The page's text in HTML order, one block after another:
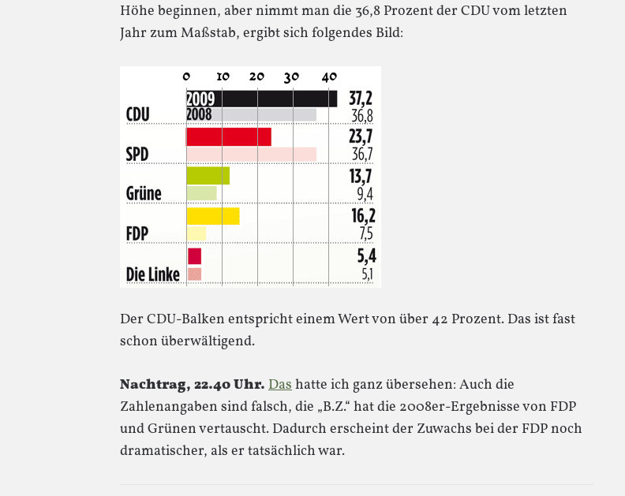
Höhe beginnen, aber nimmt man die 36,8 Prozent der CDU vom letzten
Jahr zum Maßstab, ergibt sich folgendes Bild:
Der CDU-Balken entspricht einem Wert von über 42 Prozent. Das ist fast
schon überwältigend.
Nachtrag, 22.40 Uhr. Dashatte ich ganz übersehen: Auch die
Zahlenangaben sind falsch, die „B.Z.“ hat die 2008er-Ergebnisse von FDP
und Grünen vertauscht. Dadurch erscheint der Zuwachs bei der FDP noch
dramatischer, als er tatsächlich war.